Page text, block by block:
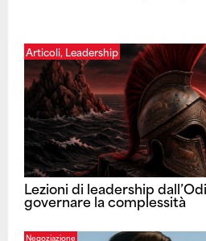
Articoli, Leadership
Lezioni di leadership
governare la complessità
Negoziazione